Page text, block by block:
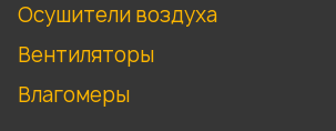
Осушители воздуха
Вентиляторы
Влагомеры